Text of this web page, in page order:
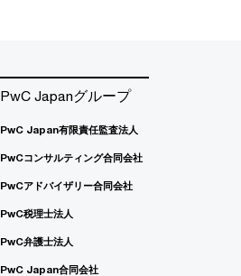
PwC Japanグループ
PwC Japan有限責任監査法人
PwCコンサルティング合同会社
PwCアドバイザリー合同会社
PwC税理士法人
PwC弁護士法人
PwC Japan合同会社